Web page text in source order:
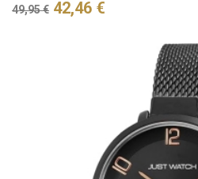
Verkaufspreis
49,95 € Preis
42,46 €